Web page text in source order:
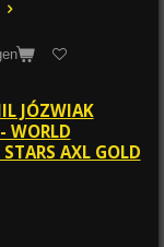
JÓZWIAK
WORLD
AXL GOLD